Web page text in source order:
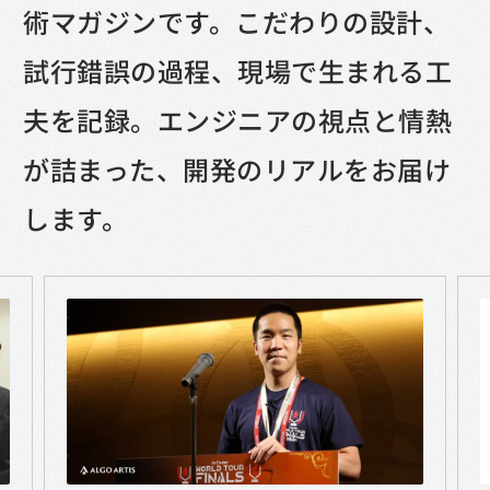
術マガジンです。 こだわりの設計、
試行錯誤の過程、現場で生まれる工
夫を記録。エンジニアの視点と情熱
が詰まった、開発のリアルをお届け
します。